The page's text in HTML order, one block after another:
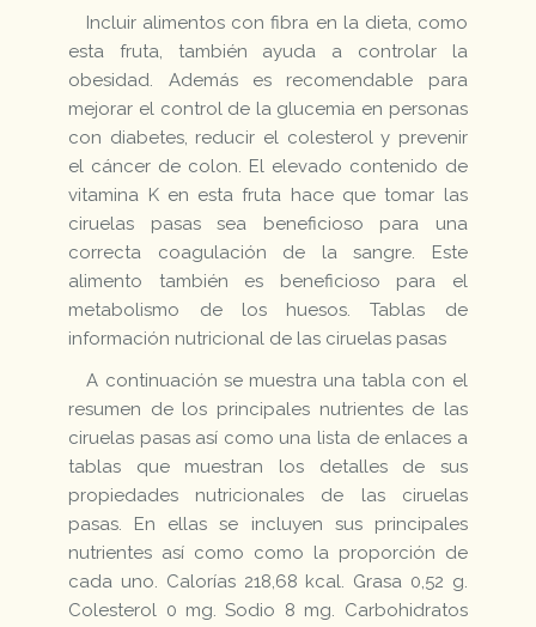
Incluir alimentos con fibra en la dieta, como
esta fruta, también ayuda a controlar la
obesidad. Además es recomendable para
mejorar el control de la glucemia en personas
con diabetes, reducir el colesterol y prevenir
el cáncer de colon. El elevado contenido de
vitamina K en esta fruta hace que tomar las
ciruelas pasas sea beneficioso para una
correcta coagulación de la sangre. Este
alimento también es beneficioso para el
metabolismo de los huesos. Tablas de
información nutricional de las ciruelas pasas
A continuación se muestra una tabla con el
resumen de los principales nutrientes de las
ciruelas pasas así como una lista de enlaces a
tablas que muestran los detalles de sus
propiedades nutricionales de las ciruelas
pasas. En ellas se incluyen sus principales
nutrientes así como como la proporción de
cada uno. Calorías 218,68 kcal. Grasa 0,52 g.
Colesterol 0 mg. Sodio 8 mg. Carbohidratos